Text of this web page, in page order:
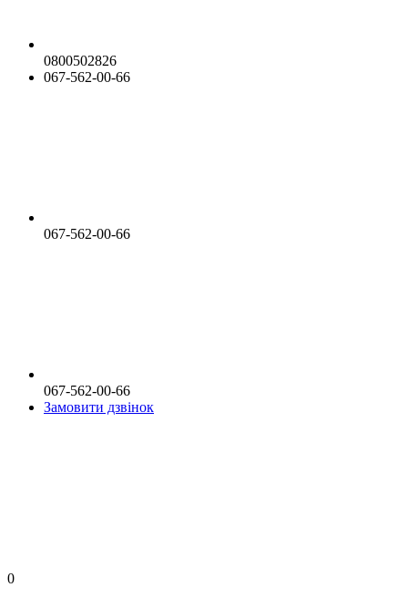
0800502826
067-562-00-66
067-562-00-66
067-562-00-66
Замовити дзвінок
0